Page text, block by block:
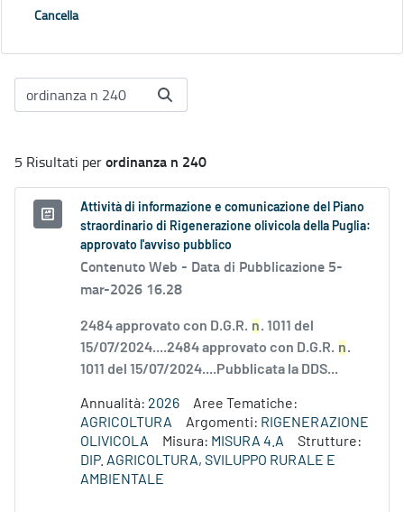
Cancella
5 Risultati perordinanza n 240
Attività di informazione e comunicazione del Piano
straordinario di Rigenerazione olivicola della Puglia:
approvato l'avviso pubblico
Contenuto Web - Data di Pubblicazione 5-
mar-2026 16.28
2484 approvato con D.G.R. n. 1011 del
15/07/2024....2484 approvato con D.G.R. n.
1011 del 15/07/2024....Pubblicata la DDS...
Annualità: 2026
Aree Tematiche:
AGRICOLTURA
Argomenti: RIGENERAZIONE
OLIVICOLA
Misura: MISURA 4.A
Strutture:
DIP. AGRICOLTURA, SVILUPPO RURALE E
AMBIENTALE